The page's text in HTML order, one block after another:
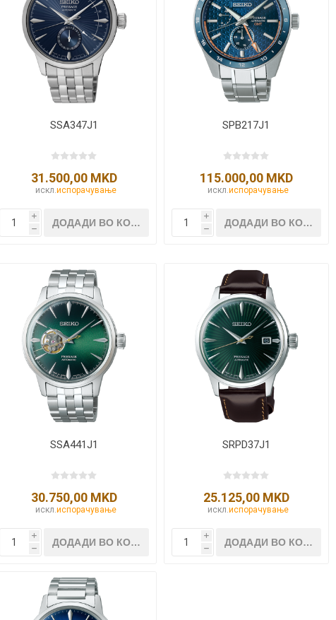
SSA347J1
31.500,00 MKD
искл.испорачување
i
h
SPB217J1
115.000,00 MKD
искл.испорачување
i
h
SSA441J1
30.750,00 MKD
искл.испорачување
i
h
SRPD37J1
25.125,00 MKD
искл.испорачување
i
h